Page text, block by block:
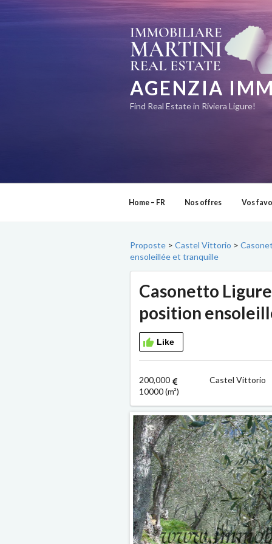
AGENZIA
Find Real Estate in Riviera Ligure!
Home – FR Nos offres Vos
Proposte > Castel Vittorio >
ensoleillée et tranquille
Casonetto
position
Like
200,000
Castel
10000 (m²)